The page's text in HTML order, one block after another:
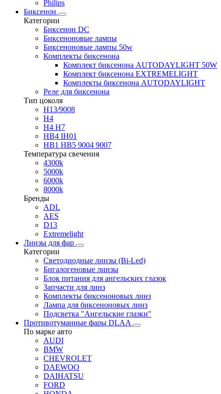
Philips
Биксенон
Категории
Биксенон DC
Биксеноновые лампы
Биксеноновые лампы 50w
Комплекты биксенона
Комплект биксенона AUTODAYLIGHT 50W
Комплект биксенона EXTREMELIGHT
Комплекты биксенона AUTODAYLIGHT
Реле для биксенона
Тип цоколя
H13/9008
H4
H4 H7
HB4 IH01
HB1 HB5 9004 9007
Температура свечения
4300k
5000k
6000k
8000k
Бренды
ADL
AES
D13
Extremelight
Линзы для фар
Категории
Светодиодные линзы (Bi-Led)
Бигалогеновые линзы
Блок питания для ангельских глазок
Запчасти для линз
Комплекты биксеноновых линз
Лампа для биксеноновых линз
Подсветка "Ангельские глазки"
Противотуманные фары DLAA
По марке авто
AUDI
BMW
CHEVROLET
DAEWOO
DAIHATSU
FORD